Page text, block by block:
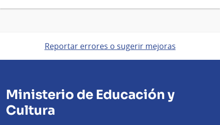
Reportar errores o sugerir mejoras
Ministerio de Educación y
Cultura